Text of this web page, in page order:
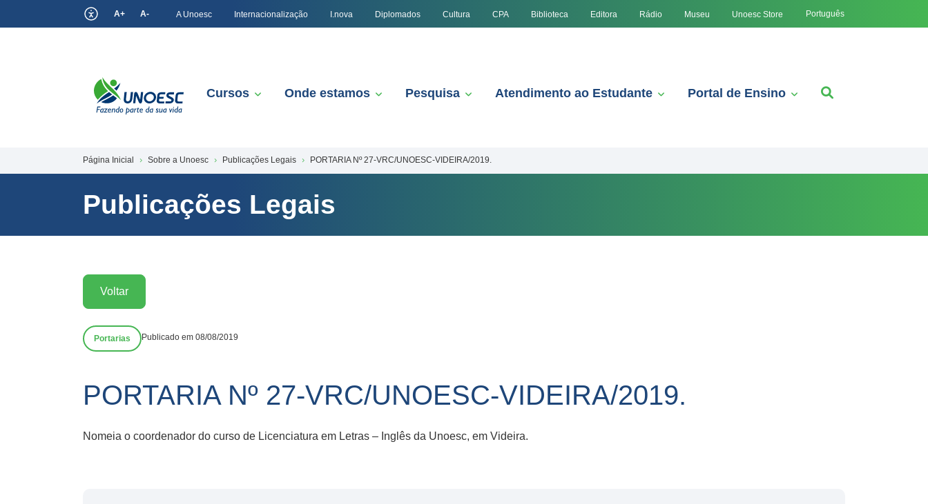
A+ A- A Unoesc Internacionalização I.nova Diplomados Cultura CPA Biblioteca Editora Rádio Museu Unoesc Store Português
Cursos Onde estamos Pesquisa Atendimento ao Estudante Portal de Ensino
Página Inicial Sobre a Unoesc Publicações Legais PORTARIA Nº 27-VRC/UNOESC-VIDEIRA/2019.
Publicações Legais
Voltar
Portarias Publicado em 08/08/2019
PORTARIA Nº 27-VRC/UNOESC-VIDEIRA/2019.
Nomeia o coordenador do curso de Licenciatura em Letras – Inglês da Unoesc, em Videira.